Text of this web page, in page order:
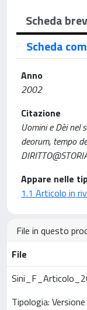
Scheda
Scheda
Anno
2002
Citazione
Uomini e Dèi nel
deorum, tempo
Appare nelle
1.1 Articolo in
File in questo
File
Tipologia: